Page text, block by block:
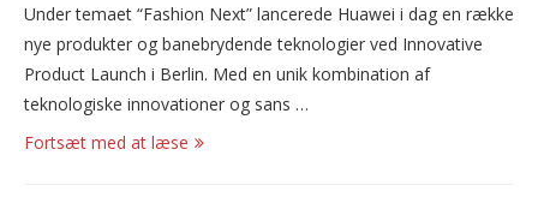
Under temaet “Fashion Next” lancerede Huawei i dag en række
nye produkter og banebrydende teknologier ved Innovative
Product Launch i Berlin. Med en unik kombination af
teknologiske innovationer og sans …
Fortsæt med at læse